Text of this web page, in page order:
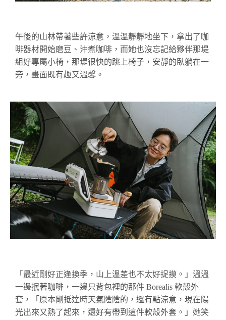
午後的山林帶著些許涼意，溫溫靜靜地坐下，拿出了咖
啡器材開始磨豆、沖煮咖啡，而她也沒忘記給夥伴那堤
組好專屬小椅，那堤很快的跳上椅子，安靜的臥躺在一
旁，畫面既有趣又溫馨。
「最近剛好正逢換季，山上溫差也不太好捉摸。」溫溫
一邊抿著咖啡，一邊只背包裡的那件 Borealis 軟殼外
套，「原本剛抵達時天氣陰陰的，還有點涼意，現在陽
光出來又熱了起來，還好有帶到這件軟殼外套。」她笑